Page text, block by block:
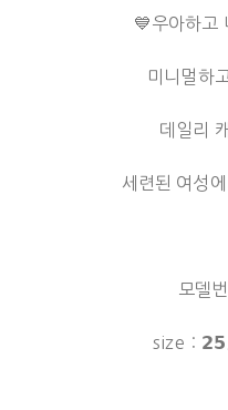
💙우아하고
미니멀하
데일리
세련된 여성에
모델
size：